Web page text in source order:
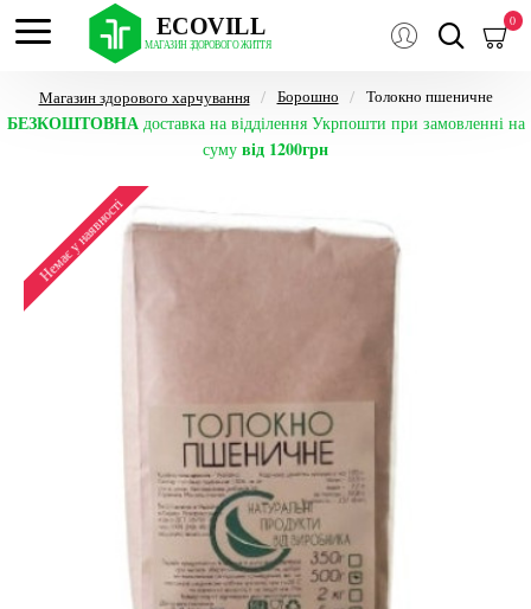
0
Магазин здорового харчування Борошно Толокно пшеничне
БЕЗКОШТОВНАдоставка на відділення Укрпошти при замовленні на
суму від 1200грн
Немає у наявності